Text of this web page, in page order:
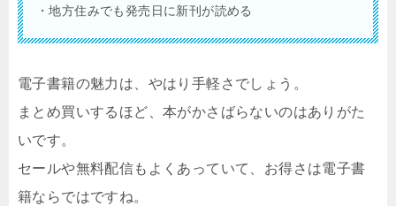
・地方住みでも発売日に新刊が読める
電子書籍の魅力は、やはり手軽さでしょう。
まとめ買いするほど、本がかさばらないのはありがた
いです。
セールや無料配信もよくあっていて、お得さは電子書
籍ならではですね。